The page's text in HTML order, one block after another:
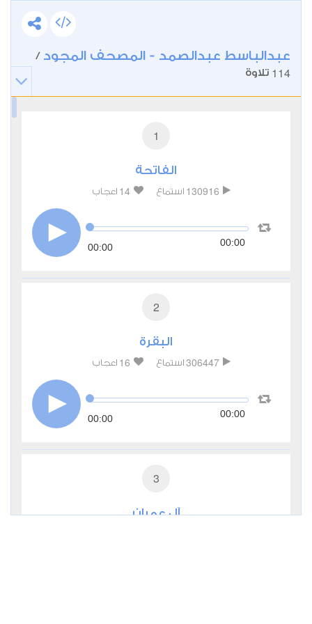
عبدالباسط عبدالصمد - المصحف المجود /
114 تلاوة
1
الفاتحة
130916 استماع 14 اعجاب
00:00 00:00
2
البقرة
306447 استماع 16 اعجاب
00:00 00:00
3
آل عمران